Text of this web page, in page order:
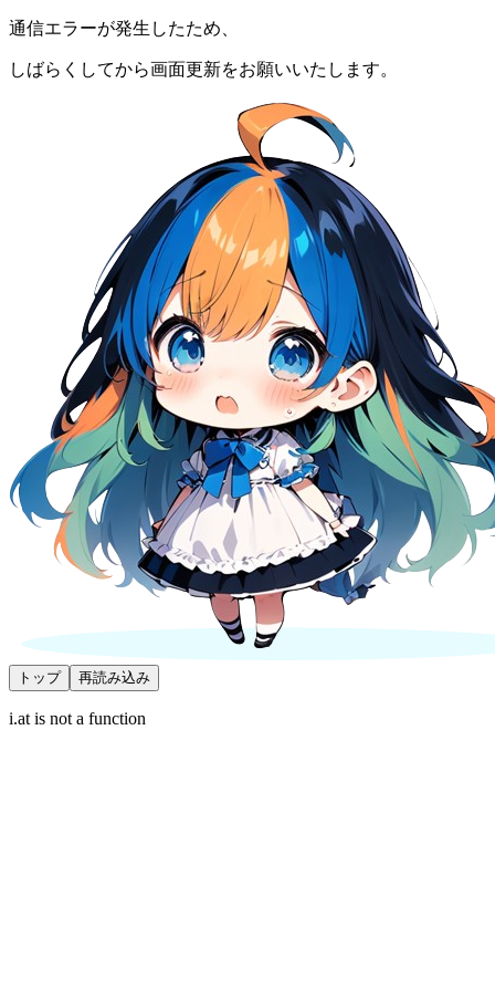
通信エラーが発生したため、
しばらくしてから画面更新をお願いいたします。
トップ 再読み込み
i.at is not a function